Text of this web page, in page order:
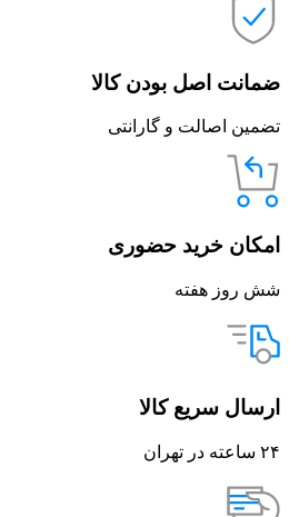
ضمانت اصل بودن کالا
تضمین اصالت و گارانتی
امکان خرید حضوری
شش روز هفته
ارسال سریع کالا
۲۴ ساعته در تهران